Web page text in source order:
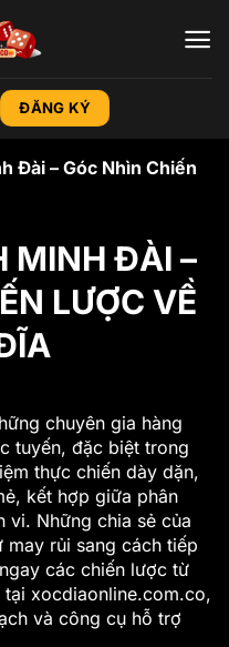
ĐĂNG KÝ
Đài – Góc Nhìn Chiến
MINH ĐÀI –
LƯỢC VỀ
chuyên gia hàng
tuyến, đặc biệt trong
thực chiến dày dặn,
kết hợp giữa phân
vi. Những chia sẻ của
rủi sang cách tiếp
các chiến lược từ
xocdiaonline.com.co,
và công cụ hỗ trợ